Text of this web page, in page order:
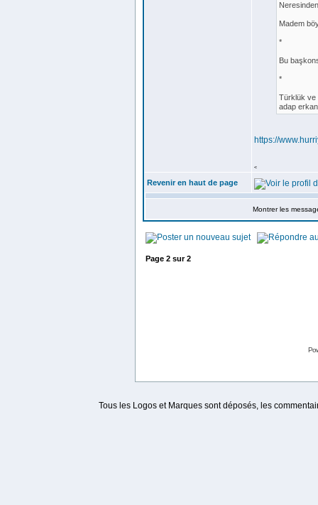
Madem
*
Bu
*
Türklük ve
adap
https://
<
Revenir en haut de page
Montrer les
Page 2 sur2
Tous les Logos et Marques sont déposés, les